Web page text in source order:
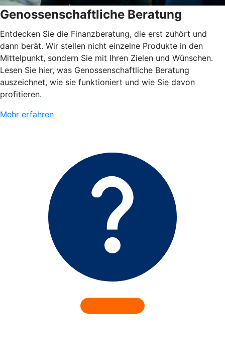
Genossenschaftliche Beratung
Entdecken Sie die Finanzberatung, die erst zuhört und
dann berät. Wir stellen nicht einzelne Produkte in den
Mittelpunkt, sondern Sie mit Ihren Zielen und Wünschen.
Lesen Sie hier, was Genossenschaftliche Beratung
auszeichnet, wie sie funktioniert und wie Sie davon
profitieren.
Mehr erfahren